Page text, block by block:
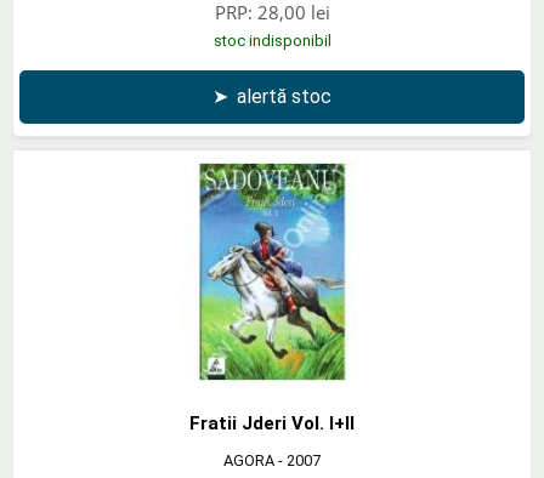
PRP: 28,00 lei
stoc indisponibil
➤ alertă stoc
Fratii Jderi Vol. I+II
AGORA - 2007